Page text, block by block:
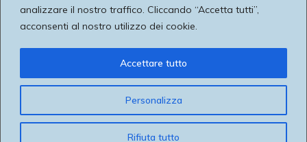
analizzare il nostro traffico. Cliccando “Accetta tutti”,
acconsenti al nostro utilizzo dei cookie.
Personalizza
Rifiuta tutto
Accettare tutto
Contatti
Copyright Â© 2021. All rights reserved.
la migliore esperienza sul nostro sito. Se continui ad
utilizzare questo sito noi assumiamo che tu ne sia felice
dando valore alla tua privacy Utilizziamo i cookie per
migliorare la tua esperienza di navigazione, pubblicare
annunci o contenuti personalizzati e analizzare il nostro
traffico. Facendo clic su "Accetta tutto", acconsenti al
nostro utilizzo dei cookie.